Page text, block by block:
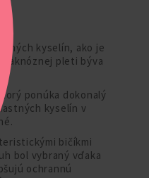
kyselín, ako je
aknóznej pleti býva
ponúka dokonalý
kyselín v
bičíkmi
bol vybraný vďaka
ochrannú